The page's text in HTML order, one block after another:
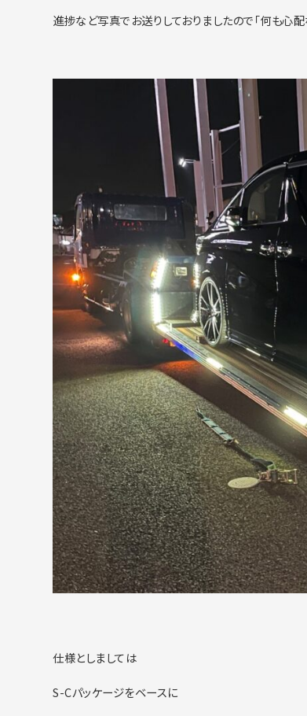
進捗など写真でお送りしておりましたので「何も心配
仕様としましては
S-Cパッケージをベースに